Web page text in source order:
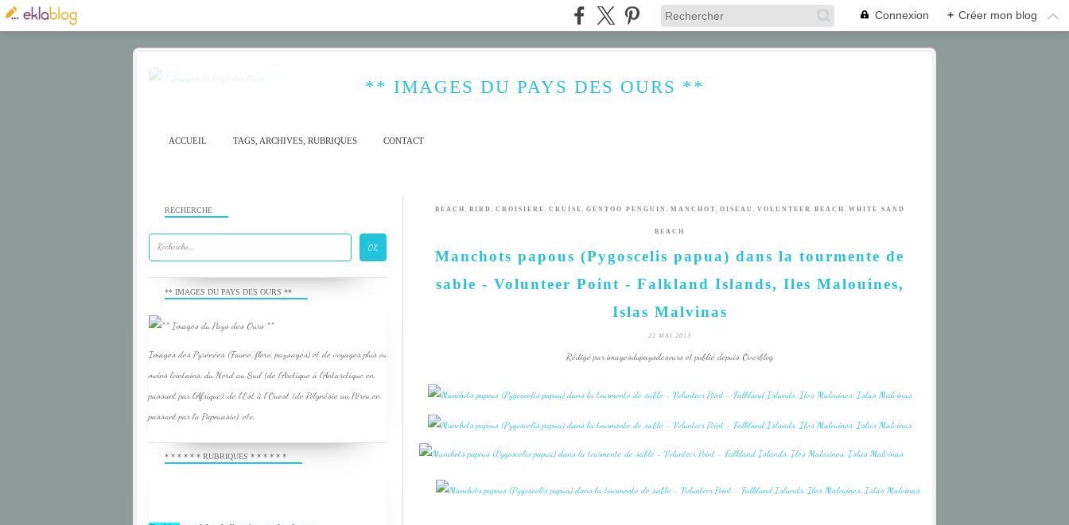
Connexion + Créer mon blog
** IMAGES DU PAYS DES OURS **
ACCUEIL TAGS, ARCHIVES, RUBRIQUES CONTACT
BEACH , BIRD , CROISIERE , CRUISE , GENTOO PENGUIN , MANCHOT, OISEAU , VOLUNTEER BEACH , WHITE SAND
BEACH
Manchots papous (Pygoscelis papua) dans la tourmente de
sable - Volunteer Point - Falkland Islands, Iles Malouines,
Islas Malvinas
22 MAI 2013
Rédigé par imagesdupaysdesours et publié depuis Overblog
RECHERCHE
** IMAGES DU PAYS DES OURS **
Images des Pyrénées (Faune, flore, paysages) et de voyages plus ou
moins lointains, du Nord au Sud (de l'Arctique à l'Antarctique en
passant par l'Afrique), de l'Est à l'Ouest (de Polynésie au Pérou en
passant par la Papouasie), etc.
* * * * * * RUBRIQUES * * * * * *